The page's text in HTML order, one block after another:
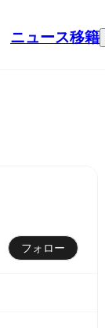
ニュース移籍
フォロー